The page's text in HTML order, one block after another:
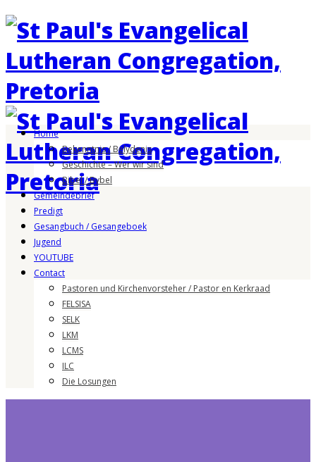
Home
Bekenntnis / Belydenis
Geschichte – Wer wir sind
Bibel / Bybel
Gemeindebrief
Predigt
Gesangbuch / Gesangeboek
Jugend
YOUTUBE
Contact
Pastoren und Kirchenvorsteher / Pastor en Kerkraad
FELSISA
SELK
LKM
LCMS
ILC
Die Losungen